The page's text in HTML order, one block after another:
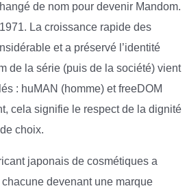
de nom pour devenir Mandom.
La croissance rapide des
et a préservé l’identité
de la série (puis de la société) vient
: huMAN (homme) et freeDOM
cela signifie le respect de la dignité
choix.
japonais de cosmétiques a
chacune devenant une marque